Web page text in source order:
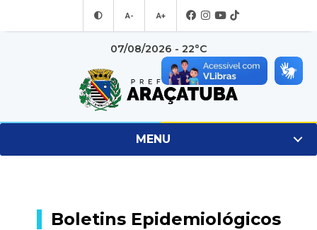
A- A+
07/08/2026 - 22°C
MENU
Boletins Epidemiológicos